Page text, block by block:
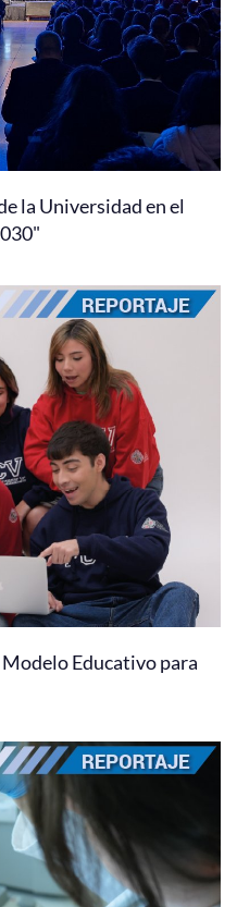
la Universidad en el
Educativo para